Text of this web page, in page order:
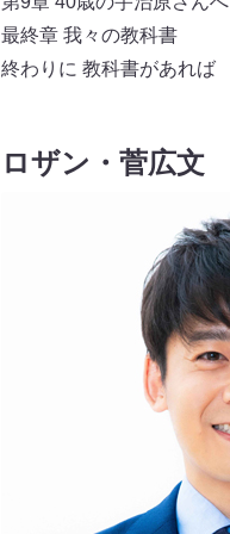
最終章 我々の教科書
終わりに 教科書があれば
ロザン・菅広文